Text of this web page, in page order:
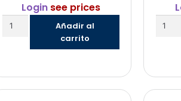
Login see prices
Añadir al
carrito